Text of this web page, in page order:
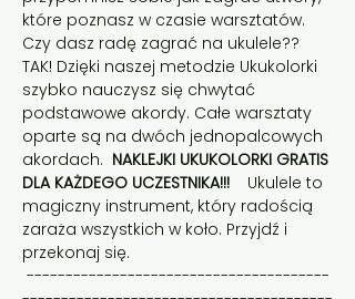
które poznasz w czasie warsztatów.
Czy dasz radę zagrać na ukulele??
TAK! Dzięki naszej metodzie Ukukolorki
szybko nauczysz się chwytać
podstawowe akordy. Całe warsztaty
oparte są na dwóch jednopalcowych
akordach. NAKLEJKI UKUKOLORKI GRATIS
DLA KAŻDEGO UCZESTNIKA!!!
Ukulele to
magiczny instrument, który radością
zaraża wszystkich w koło. Przyjdź i
przekonaj się.
---------------------------------------